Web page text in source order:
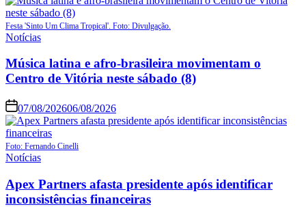
Festa 'Sinto Um Clima Tropical'. Foto: Divulgação.
Notícias
Música latina e afro-brasileira movimentam o
Centro de Vitória neste sábado (8)
07/08/202606/08/2026
Foto: Fernando Cinelli
Notícias
Apex Partners afasta presidente após identificar
inconsistências financeiras